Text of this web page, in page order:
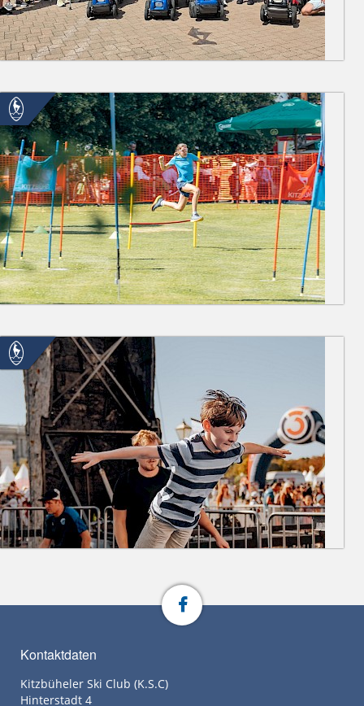
Kontaktdaten
Kitzbüheler Ski Club (K.S.C)
Hinterstadt 4